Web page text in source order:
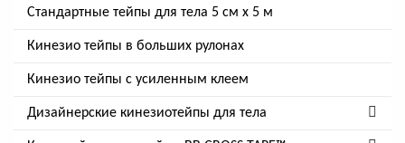
Стандартные тейпы для тела 5 см x 5 м
Кинезио тейпы в больших рулонах
Кинезио тейпы с усиленным клеем
Дизайнерские кинезиотейпы для тела